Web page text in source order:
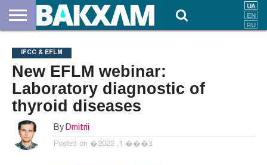
НАС
ВНЕСКИ
ДОКУМЕНТИ
НОВИНИ
КОНТАКТИ
IFCC & EFLM
New EFLM webinar:
Laboratory diagnostic of
thyroid diseases
By Dmitrii
Posted on �צ��� 1, 2022